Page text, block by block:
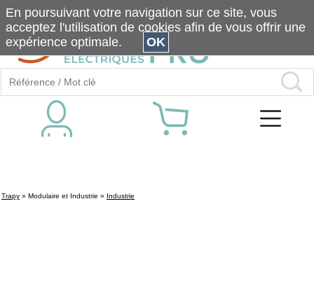
Trapy » Modulaire et Industrie » Industrie
En poursuivant votre navigation sur ce site, vous
acceptez l'utilisation de cookies afin de vous offrir une
expérience optimale.
OK